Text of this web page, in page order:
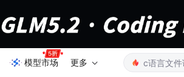
模型市场 更多